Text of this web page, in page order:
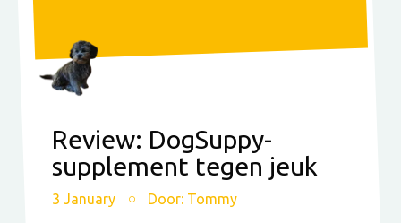
Review: DogSuppy-
supplement tegen jeuk
3 January Door: Tommy